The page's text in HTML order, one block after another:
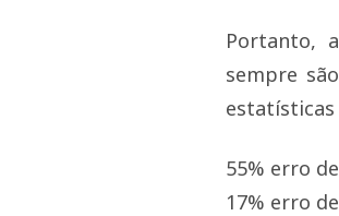
Portanto,
sempre
estatísticas
55% erro
17% erro